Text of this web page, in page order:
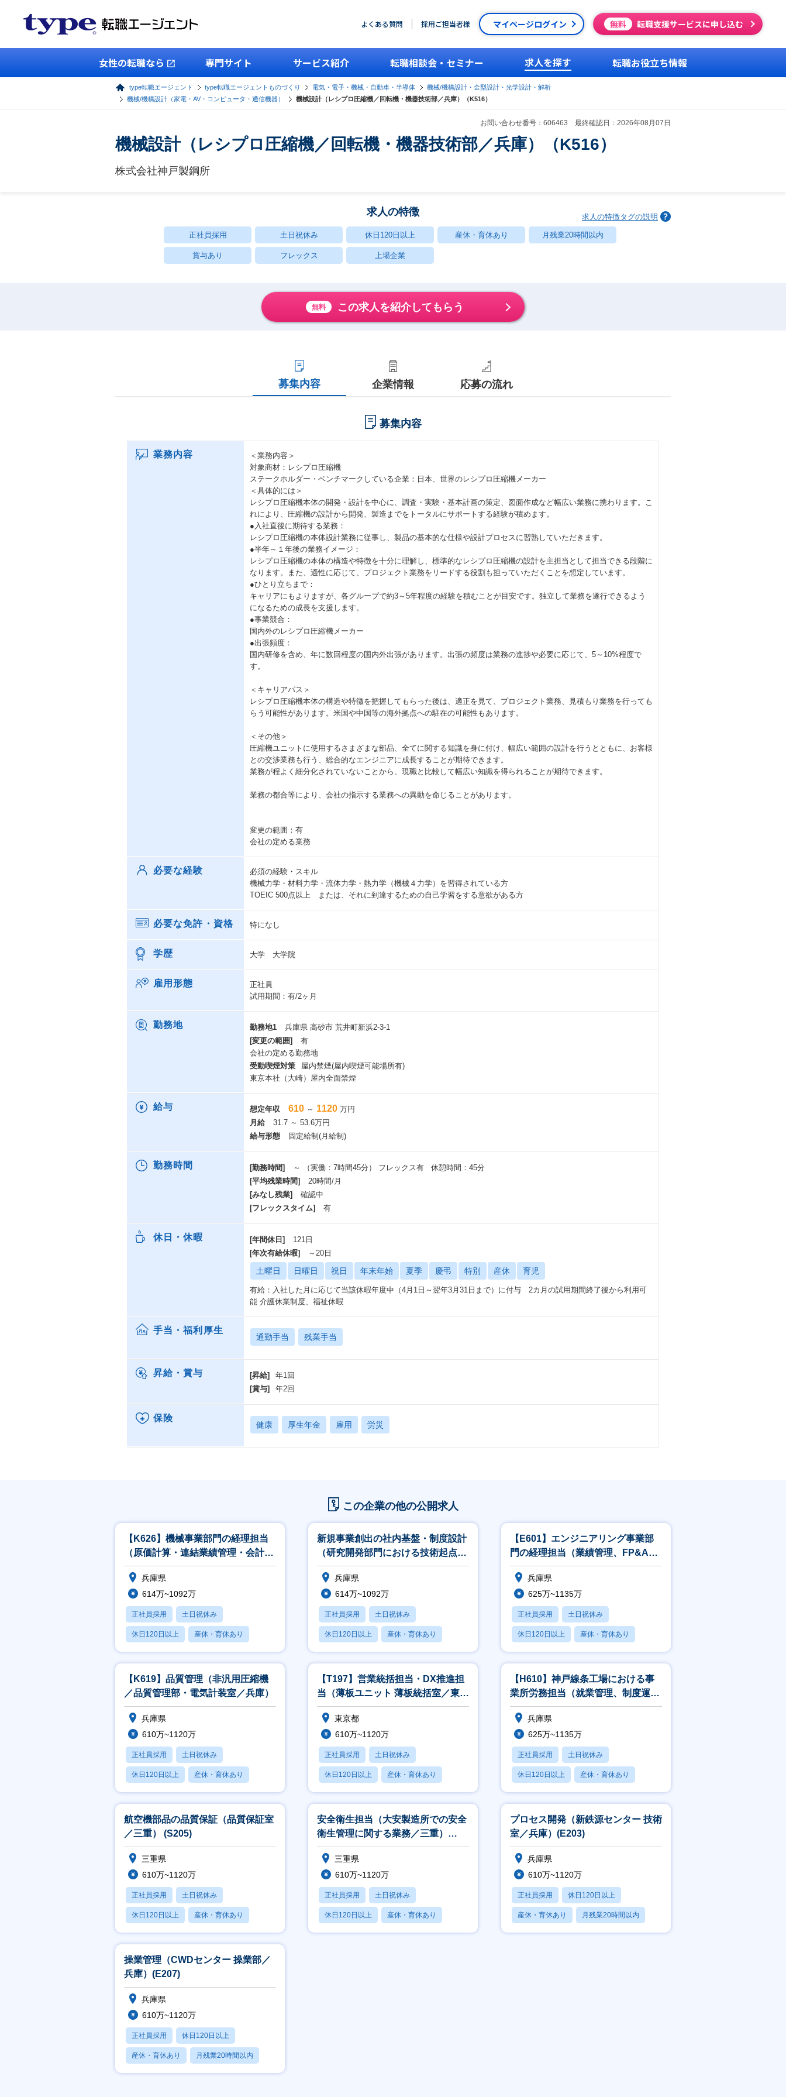
よくある質問 採用ご担当者様 マイページログイン 無料 転職支援サービスに申し込む
女性の転職なら 専門サイト サービス紹介 転職相談会・セミナー 求人を探す 転職お役立ち情報
type転職エージェント type転職エージェントものづくり 電気・電子・機械・自動車・半導体
機械/機構設計・金型設計・光学設計・解析
機械/機構設計（家電・AV・コンピュータ・通信機器）
機械設計（レシプロ圧縮機／回転機・機器技術部／兵庫）（K516）
お問い合わせ番号：606463 最終確認日：2026年08月07日
機械設計（レシプロ圧縮機／回転機・機器技術部／兵庫）（K516）
株式会社神戸製鋼所
求人の特徴 求人の特徴タグの説明
正社員採用 土日祝休み 休日120日以上 産休・育休あり 月残業20時間以内
賞与あり フレックス 上場企業
無料 この求人を紹介してもらう
募集内容 企業情報 応募の流れ
募集内容
業務内容
＜業務内容＞
対象商材：レシプロ圧縮機
ステークホルダー・ベンチマークしている企業：日本、世界のレシプロ圧縮機メーカー
＜具体的には＞
レシプロ圧縮機本体の開発・設計を中心に、調査・実験・基本計画の策定、図面作成など幅広い業務に携わります。こ
れにより、圧縮機の設計から開発、製造までをトータルにサポートする経験が積めます。
●入社直後に期待する業務：
レシプロ圧縮機の本体設計業務に従事し、製品の基本的な仕様や設計プロセスに習熟していただきます。
●半年～１年後の業務イメージ：
レシプロ圧縮機の本体の構造や特徴を十分に理解し、標準的なレシプロ圧縮機の設計を主担当として担当できる段階に
なります。また、適性に応じて、プロジェクト業務をリードする役割も担っていただくことを想定しています。
●ひとり立ちまで：
キャリアにもよりますが、各グループで約3～5年程度の経験を積むことが目安です。独立して業務を遂行できるよう
になるための成長を支援します。
●事業競合：
国内外のレシプロ圧縮機メーカー
●出張頻度：
国内研修を含め、年に数回程度の国内外出張があります。出張の頻度は業務の進捗や必要に応じて、5～10%程度で
す。
＜キャリアパス＞
レシプロ圧縮機本体の構造や特徴を把握してもらった後は、適正を見て、プロジェクト業務、見積もり業務を行っても
らう可能性があります。米国や中国等の海外拠点への駐在の可能性もあります。
＜その他＞
圧縮機ユニットに使用するさまざまな部品、全てに関する知識を身に付け、幅広い範囲の設計を行うとともに、お客様
との交渉業務も行う、総合的なエンジニアに成長することが期待できます。
業務が程よく細分化されていないことから、現職と比較して幅広い知識を得られることが期待できます。
業務の都合等により、会社の指示する業務への異動を命じることがあります。
変更の範囲：有
会社の定める業務
必要な経験
必須の経験・スキル
機械力学・材料力学・流体力学・熱力学（機械４力学）を習得されている方
TOEIC 500点以上 または、それに到達するための自己学習をする意欲がある方
必要な免許・資格 特になし
学歴 大学 大学院
雇用形態
正社員
試用期間：有/2ヶ月
勤務地 勤務地1
兵庫県 高砂市 荒井町新浜2-3-1
[変更の範囲]
有
会社の定める勤務地
受動喫煙対策
屋内禁煙(屋内喫煙可能場所有)
東京本社（大崎）屋内全面禁煙
給与 想定年収 610 ～ 1120 万円
月給
31.7 ～ 53.6万円
給与形態
固定給制(月給制)
勤務時間 [勤務時間]
～ （実働：7時間45分） フレックス有 休憩時間：45分
[平均残業時間]
20時間/月
[みなし残業]
確認中
[フレックスタイム]
有
休日・休暇 [年間休日]
121日
[年次有給休暇]
～20日
土曜日 日曜日 祝日 年末年始 夏季 慶弔 特別 産休 育児
有給：入社した月に応じて当該休暇年度中（4月1日～翌年3月31日まで）に付与 2カ月の試用期間終了後から利用可
能 介護休業制度、福祉休暇
手当・福利厚生
通勤手当 残業手当
昇給・賞与 [昇給]
年1回
[賞与]
年2回
保険
健康 厚生年金 雇用 労災
この企業の他の公開求人
【K626】機械事業部門の経理担当
（原価計算・連結業績管理・会計シ
ステム再構築／東京・兵庫）
兵庫県
614万~1092万
正社員採用 土日祝休み
休日120日以上 産休・育休あり
月残業20時間以内
新規事業創出の社内基盤・制度設計
（研究開発部門における技術起点の
アイデア創出）（兵庫）
兵庫県
614万~1092万
正社員採用 土日祝休み
休日120日以上 産休・育休あり
月残業20時間以内
【E601】エンジニアリング事業部
門の経理担当（業績管理、FP&A、
原価計算、会計・税務処理検討、監
兵庫県
625万~1135万
正社員採用 土日祝休み
休日120日以上 産休・育休あり
月残業20時間以内
【K619】品質管理（非汎用圧縮機
／品質管理部・電気計装室／兵庫）
兵庫県
610万~1120万
正社員採用 土日祝休み
休日120日以上 産休・育休あり
月残業20時間以内
【T197】営業統括担当・DX推進担
当（薄板ユニット 薄板統括室／東
京）
東京都
610万~1120万
正社員採用 土日祝休み
休日120日以上 産休・育休あり
月残業20時間以内
【H610】神戸線条工場における事
業所労務担当（就業管理、制度運用
などの労務業務全般／兵庫）
兵庫県
625万~1135万
正社員採用 土日祝休み
休日120日以上 産休・育休あり
月残業20時間以内
航空機部品の品質保証（品質保証室
／三重） (S205)
三重県
610万~1120万
正社員採用 土日祝休み
休日120日以上 産休・育休あり
月残業20時間以内
安全衛生担当（大安製造所での安全
衛生管理に関する業務／三重）
（S206）
三重県
610万~1120万
正社員採用 土日祝休み
休日120日以上 産休・育休あり
月残業20時間以内
プロセス開発（新鉄源センター 技術
室／兵庫）(E203)
兵庫県
610万~1120万
正社員採用 休日120日以上
産休・育休あり 月残業20時間以内
賞与あり
操業管理（CWDセンター 操業部／
兵庫）(E207)
兵庫県
610万~1120万
正社員採用 休日120日以上
産休・育休あり 月残業20時間以内
賞与あり